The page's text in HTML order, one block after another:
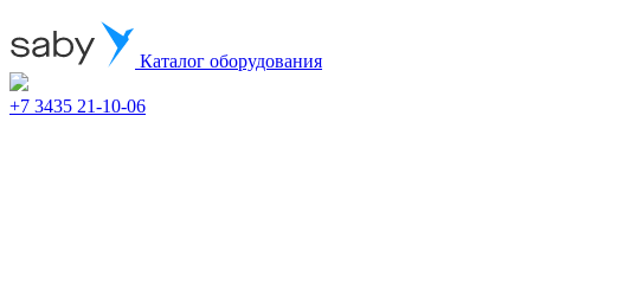
Каталог оборудования
+7 3435 21-10-06